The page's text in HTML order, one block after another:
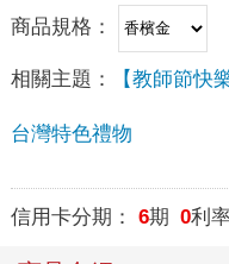
商品規格：
相關主題： 【教師節快
台灣特色禮物
信用卡分期： 6期 0利